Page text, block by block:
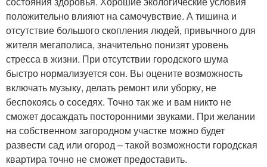
положительно влияют на самочувствие. А тишина и
отсутствие большого скопления людей, привычного для
жителя мегаполиса, значительно понизят уровень
стресса в жизни. При отсутствии городского шума
быстро нормализуется сон. Вы оцените возможность
включать музыку, делать ремонт или уборку, не
беспокоясь о соседях. Точно так же и вам никто не
сможет досаждать посторонними звуками. При желании
на собственном загородном участке можно будет
развести сад или огород – такой возможности городская
квартира точно не сможет предоставить.